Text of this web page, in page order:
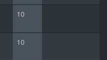
10
10